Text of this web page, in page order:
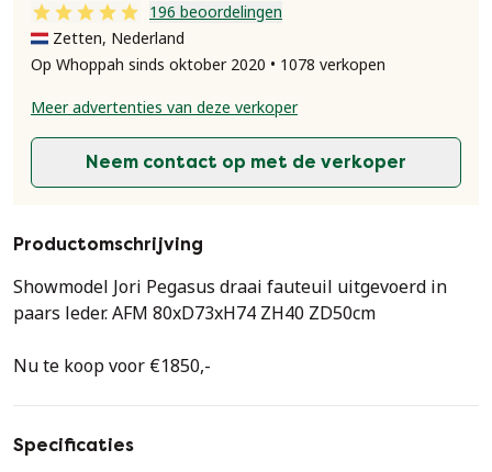
196 beoordelingen
Zetten, Nederland
Op Whoppah sinds oktober 2020 • 1078 verkopen
Meer advertenties van deze verkoper
Neem contact op met de verkoper
Productomschrijving
Showmodel Jori Pegasus draai fauteuil uitgevoerd in
paars leder. AFM 80xD73xH74 ZH40 ZD50cm
Nu te koop voor €1850,-
Specificaties